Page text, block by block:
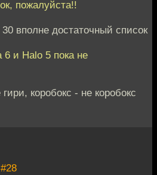
пожалуйста!!
вполне достаточный список
и Halo 5 пока не
коробокс - не коробокс
#28